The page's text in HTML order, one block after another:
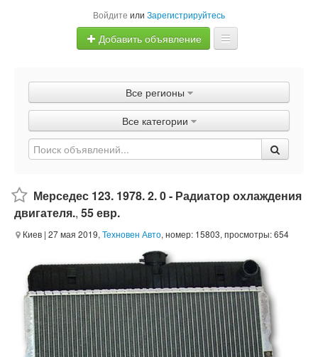
Войдите или Зарегистрируйтесь
Добавить объявление
Объявления
Быстрая продажа
Все регионы
Все категории
Мерседес 123. 1978. 2. 0 - Радиатор охлаждения
двигателя., 55 евр.
Киев | 27 мая 2019, Техновен Авто, номер: 15803, просмотры: 654